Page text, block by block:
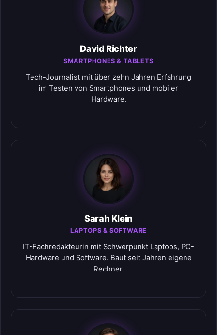
David Richter
SMARTPHONES & TABLETS
Tech-Journalist mit über zehn Jahren Erfahrung
im Testen von Smartphones und mobiler
Hardware.
Sarah Klein
LAPTOPS & SOFTWARE
IT-Fachredakteurin mit Schwerpunkt Laptops, PC-
Hardware und Software. Baut seit Jahren eigene
Rechner.